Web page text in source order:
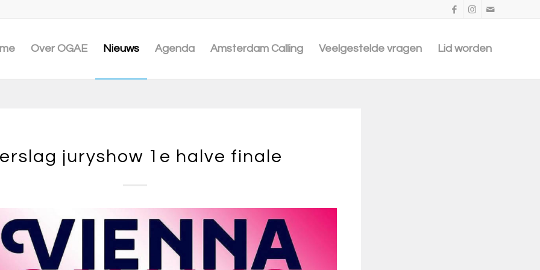
Over OGAE Nieuws Agenda Amsterdam Calling Veelgestelde vragen Lid worden
juryshow 1e halve finale